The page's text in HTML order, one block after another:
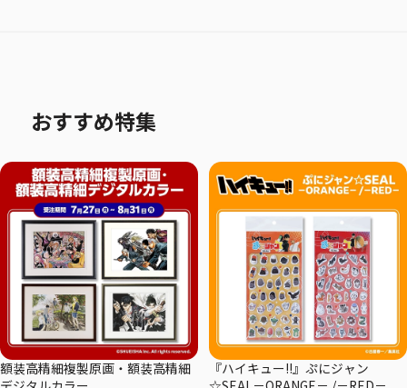
おすすめ特集
額装高精細複製原画・額装高精細
『ハイキュー!!』ぷにジャン